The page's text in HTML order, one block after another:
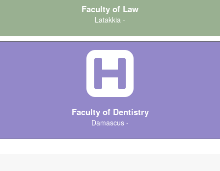
Faculty of Law
Latakkia -
Faculty of Dentistry
Damascus -
كليات Medicine